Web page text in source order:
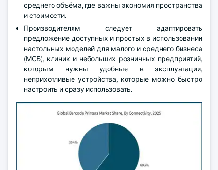
среднего объёма, где важны экономия пространства
и стоимости.
Производителям следует адаптировать
предложение доступных и простых в использовании
настольных моделей для малого и среднего бизнеса
(МСБ), клиник и небольших розничных предприятий,
которым нужны удобные в эксплуатации,
неприхотливые устройства, которые можно быстро
настроить и сразу использовать.